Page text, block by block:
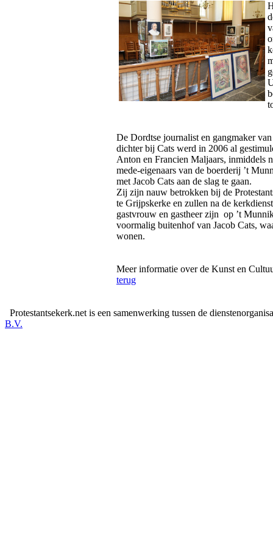
De Dordtse journalist en gangmaker
dichter bij Cats werd in 2006 al
Anton en Francien Maljaars, inmiddels
mede-eigenaars van de boerderij ’t
met Jacob Cats aan de slag te gaan.
Zij zijn nauw betrokken bij de
te Grijpskerke en zullen na de
gastvrouw en gastheer zijn op ’t
voormalig buitenhof van Jacob Cats,
wonen.
Meer informatie over de Kunst en
terug
Protestantsekerk.net is een samenwerking tussen de
B.V.